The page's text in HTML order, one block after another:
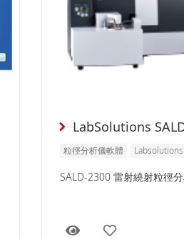
LabSolutions
粒徑分析儀軟體
SALD-2300 雷射繞射粒徑分